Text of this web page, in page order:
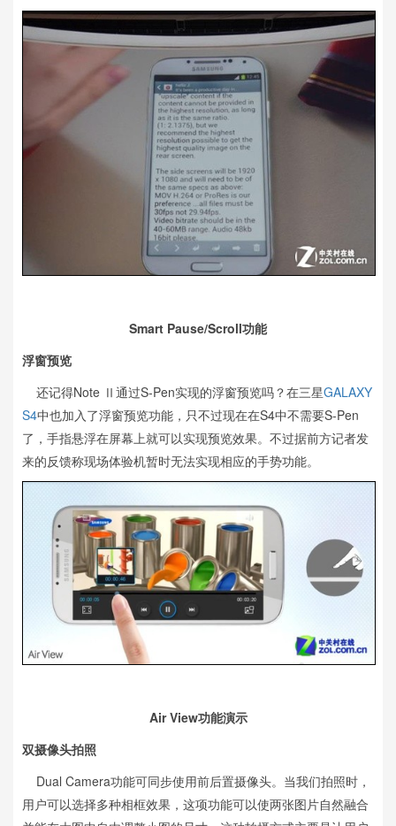
Smart Pause/Scroll功能
浮窗预览
还记得Note Ⅱ通过S-Pen实现的浮窗预览吗？在三星GALAXY
S4中也加入了浮窗预览功能，只不过现在在S4中不需要S-Pen
了，手指悬浮在屏幕上就可以实现预览效果。不过据前方记者发
来的反馈称现场体验机暂时无法实现相应的手势功能。
Air View功能演示
双摄像头拍照
Dual Camera功能可同步使用前后置摄像头。当我们拍照时，
用户可以选择多种相框效果，这项功能可以使两张图片自然融合